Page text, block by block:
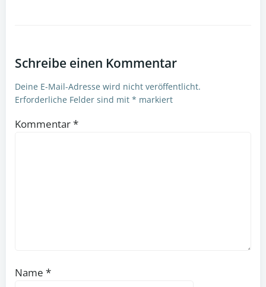
Schreibe einen Kommentar
Deine E-Mail-Adresse wird nicht veröffentlicht.
Erforderliche Felder sind mit * markiert
Kommentar*
Name *